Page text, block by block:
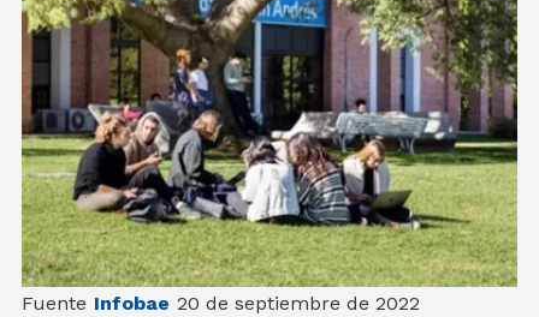
Fuente Infobae 20 de septiembre de 2022